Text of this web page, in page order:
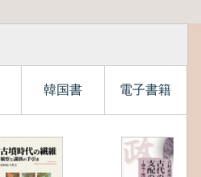
韓国書 電子書籍